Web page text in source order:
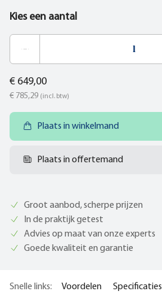
Kies een aantal
€ 649,00
€ 785,29 (incl. btw)
Plaats in winkelmand
Plaats in offertemand
Groot aanbod, scherpe prijzen
In de praktijk getest
Advies op maat van onze experts
Goede kwaliteit en garantie
Snelle links: Voordelen Specificaties